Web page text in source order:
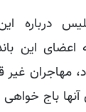
درباره
این باند
مهاجران غیر
آنها باج